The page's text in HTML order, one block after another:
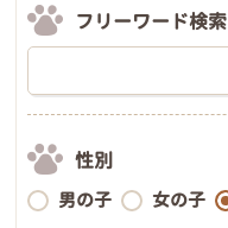
フリーワード検索
性別
男の子 女の子